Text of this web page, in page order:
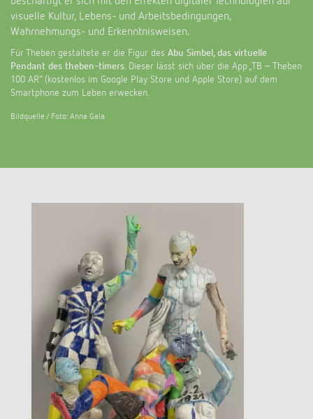
Anfahrt
visuelle Kultur, Lebens- und Arbeitsbedingungen,
Wahrnehmungs- und Erkenntnisweisen.
Für Theben gestaltete er die Figur des Abu Simbel, das virtuelle
Pendant des theben-timers . Dieser lässt sich über die App „TB – Theben
100 AR“ (kostenlos im Google Play Store und Apple Store) auf dem
Smartphone zum Leben erwecken.
Bildquelle / Foto: Anna Gala